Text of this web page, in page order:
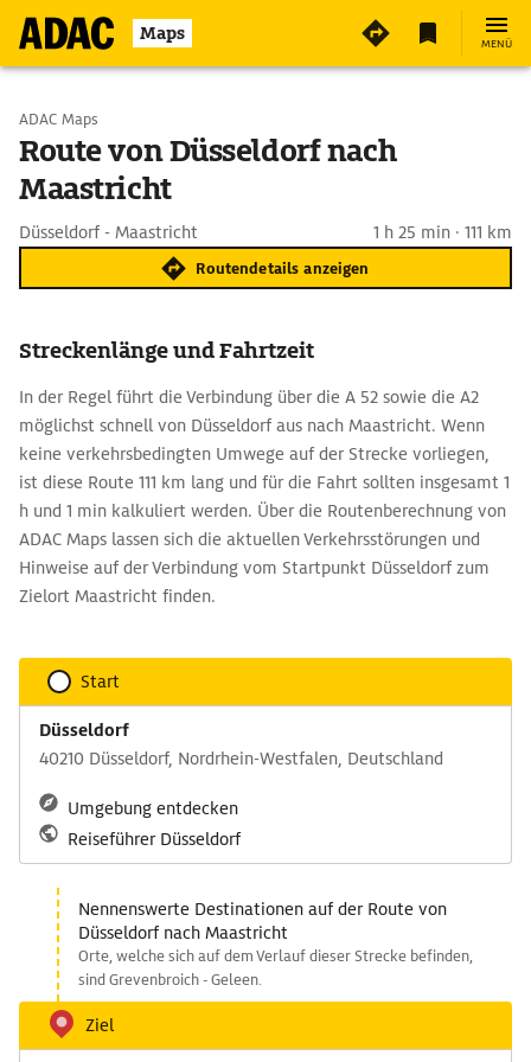
Maps MENÜ
Start wählen
Ziel eingeben
ADAC Maps
Route von Düsseldorf nach
Maastricht
Düsseldorf - Maastricht 1 h 25 min · 111 km
Routendetails anzeigen
Streckenlänge und Fahrtzeit
In der Regel führt die Verbindung über die A 52 sowie die A2
möglichst schnell von Düsseldorf aus nach Maastricht. Wenn
keine verkehrsbedingten Umwege auf der Strecke vorliegen,
ist diese Route 111 km lang und für die Fahrt sollten insgesamt 1
h und 1 min kalkuliert werden. Über die Routenberechnung von
ADAC Maps lassen sich die aktuellen Verkehrsstörungen und
Hinweise auf der Verbindung vom Startpunkt Düsseldorf zum
Zielort Maastricht finden.
Start
Düsseldorf
40210 Düsseldorf, Nordrhein-Westfalen, Deutschland
Umgebung entdecken
Reiseführer Düsseldorf
Nennenswerte Destinationen auf der Route von
Düsseldorf nach Maastricht
Orte, welche sich auf dem Verlauf dieser Strecke befinden,
sind Grevenbroich - Geleen.
Ziel